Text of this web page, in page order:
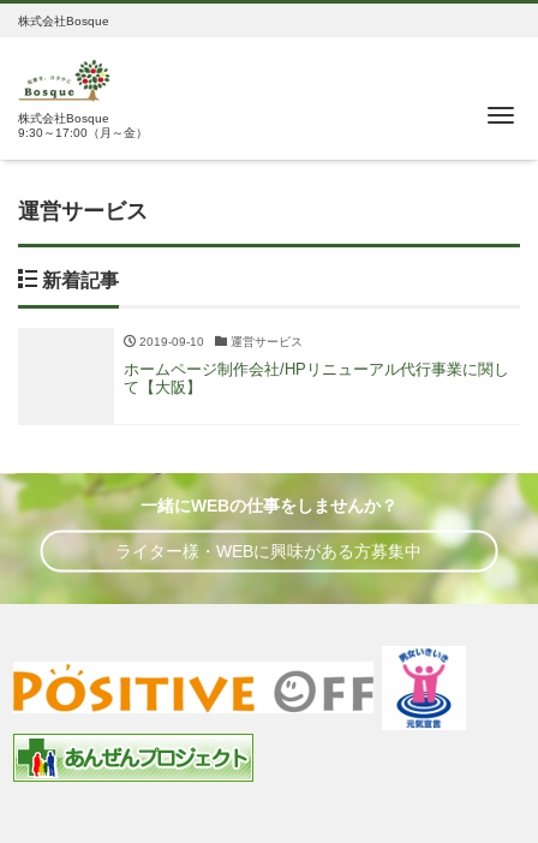
株式会社Bosque
株式会社Bosque
9:30～17:00（月～金）
運営サービス
新着記事
2019-09-10 運営サービス
ホームページ制作会社/HPリニューアル代行事業に関し
て【大阪】
一緒にWEBの仕事をしませんか？
ライター様・WEBに興味がある方募集中